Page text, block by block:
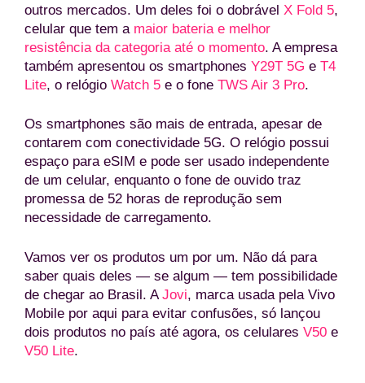
outros mercados. Um deles foi o dobrável X Fold 5,
celular que tem a maior bateria e melhor
resistência da categoria até o momento. A empresa
também apresentou os smartphones Y29T 5G e T4
Lite, o relógio Watch 5 e o fone TWS Air 3 Pro.
Os smartphones são mais de entrada, apesar de
contarem com conectividade 5G. O relógio possui
espaço para eSIM e pode ser usado independente
de um celular, enquanto o fone de ouvido traz
promessa de 52 horas de reprodução sem
necessidade de carregamento.
Vamos ver os produtos um por um. Não dá para
saber quais deles — se algum — tem possibilidade
de chegar ao Brasil. A Jovi, marca usada pela Vivo
Mobile por aqui para evitar confusões, só lançou
dois produtos no país até agora, os celulares V50 e
V50 Lite.